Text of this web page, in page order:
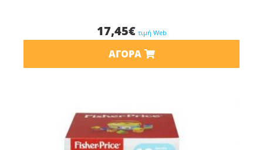
17,45€ τιμή Web
ΑΓΟΡΆ